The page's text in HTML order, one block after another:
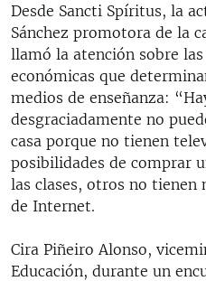
Desde Sancti Spíritus, la
Sánchez promotora de la
llamó la atención sobre las
económicas que
medios de enseñanza:
desgraciadamente no
casa porque no tienen
posibilidades de comprar
las clases, otros no tienen
de Internet.
Cira Piñeiro Alonso,
Educación, durante un